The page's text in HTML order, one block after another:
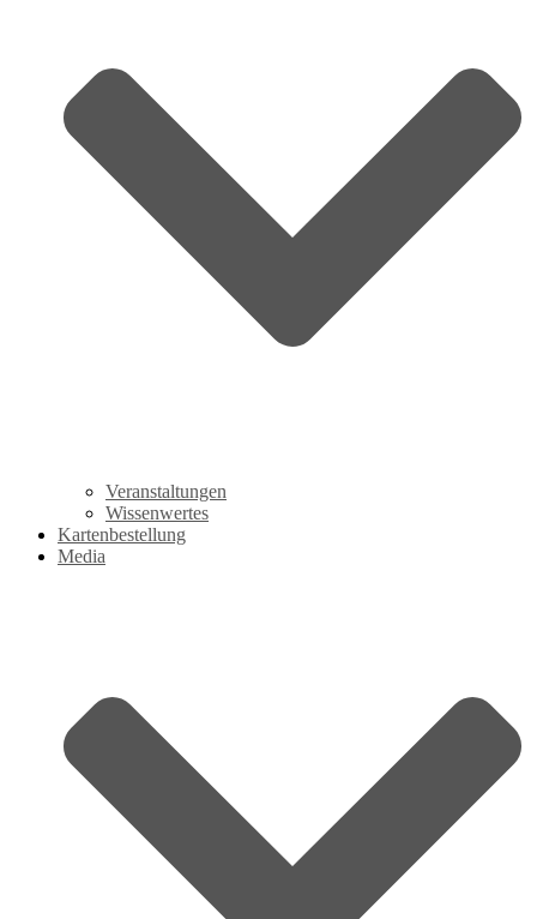
Veranstaltungen
Wissenwertes
Kartenbestellung
Media